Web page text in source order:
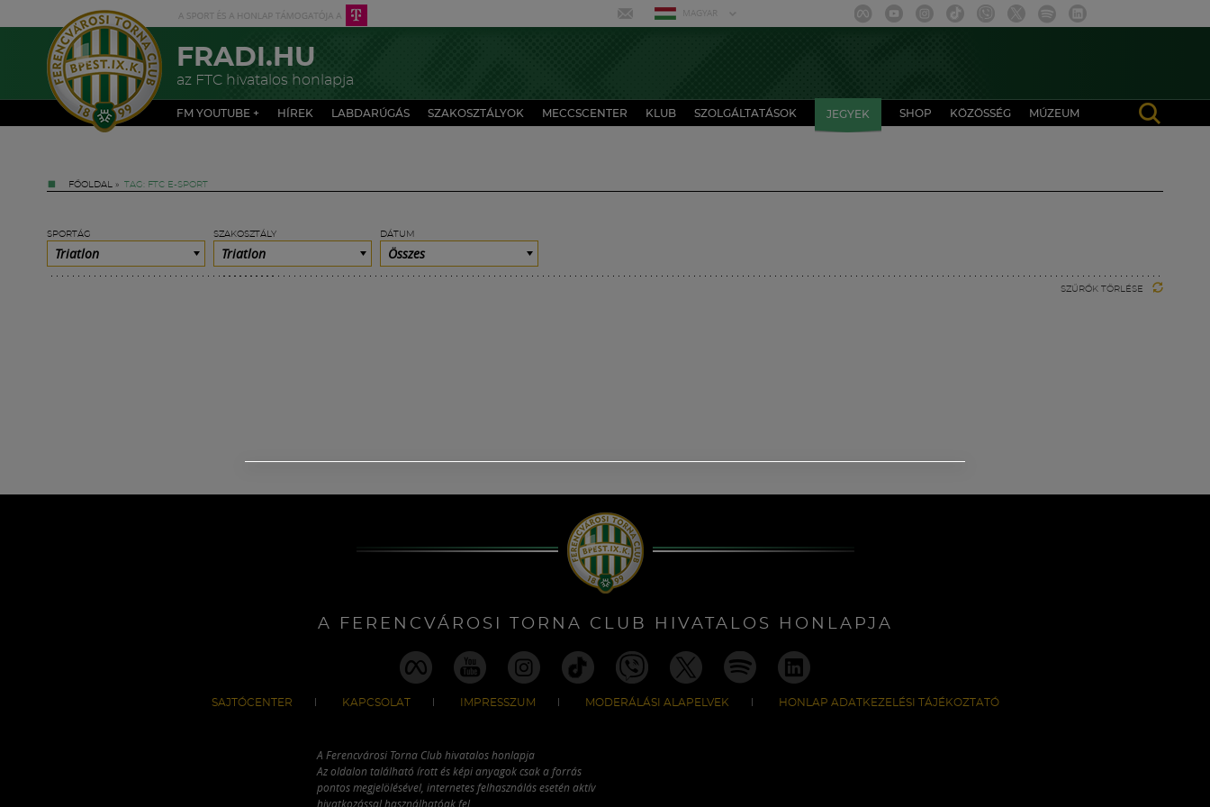
MAGYAR
FRADI.HU
az FTC hivatalos honlapja
FM YOUTUBE + HÍREK LABDARÚGÁS SZAKOSZTÁLYOK MECCSCENTER KLUB SZOLGÁLTATÁSOK JEGYEK SHOP KÖZÖSSÉG MÚZEUM
FŐOLDAL » TAG: FTC E-SPORT
SPORTÁG
Triatlon
SZAKOSZTÁLY
Triatlon
DÁTUM
Összes
SZŰRŐK TÖRLÉSE
A FERENCVÁROSI TORNA CLUB HIVATALOS HONLAPJA
SAJTÓCENTER KAPCSOLAT IMPRESSZUM MODERÁLÁSI ALAPELVEK HONLAP ADATKEZELÉSI TÁJÉKOZTATÓ
A Ferencvárosi Torna Club hivatalos honlapja
Az oldalon található írott és képi anyagok csak a forrás
pontos megjelölésével, internetes felhasználás esetén aktív
hivatkozással használhatóak fel.